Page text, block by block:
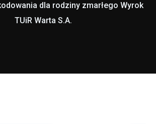
dla rodziny zmarłego Wyrok
TUiR Warta S.A.